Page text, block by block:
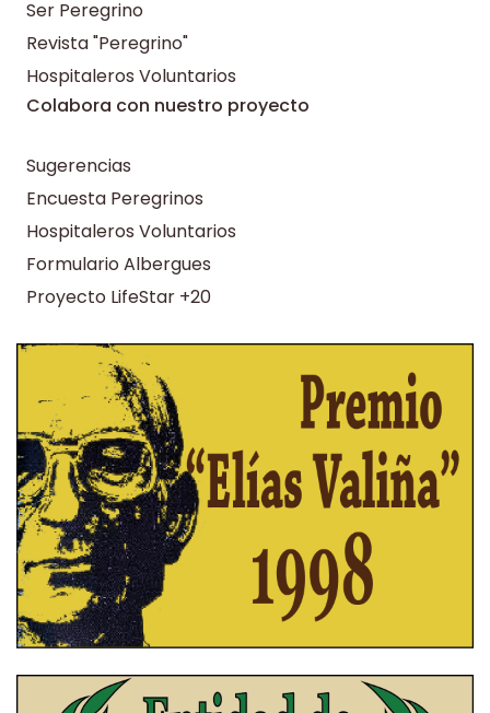
Ser Peregrino
Revista "Peregrino"
Hospitaleros Voluntarios
Colabora con nuestro proyecto
Sugerencias
Encuesta Peregrinos
Hospitaleros Voluntarios
Formulario Albergues
Proyecto LifeStar +20